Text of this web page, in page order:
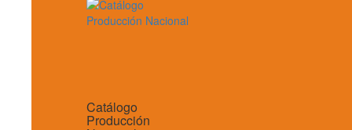
Catálogo
Producción